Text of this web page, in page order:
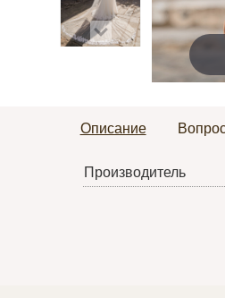
Описание
Производитель